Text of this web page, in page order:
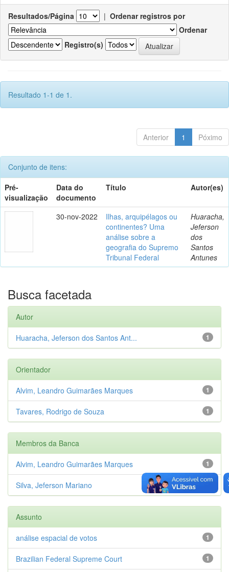
Resultados/Página | Ordenar registros por
Ordenar
Registro(s)
Resultado 1-1 de 1.
Anterior 1 Póximo
Conjunto de itens:
Pré-
visualização
Data do
documento
Título Autor(es)
30-nov-2022
Ilhas, arquipélagos ou
continentes? Uma
análise sobre a
geografia do Supremo
Tribunal Federal
Huaracha,
Jeferson
dos
Santos
Antunes
Busca facetada
Autor
1
Huaracha, Jeferson dos Santos Ant...
Orientador
1
Alvim, Leandro Guimarães Marques
1
Tavares, Rodrigo de Souza
Membros da Banca
1
Alvim, Leandro Guimarães Marques
1
Silva, Jeferson Mariano
Assunto
1
análise espacial de votos
1
Brazilian Federal Supreme Court